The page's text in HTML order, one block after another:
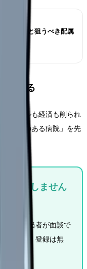
の現実と狙うべき配属
決める
メンタルも経済も削られ
れ実績のある病院」を先
確認しません
ビス. 担当者が面談で
案します. 登録は無